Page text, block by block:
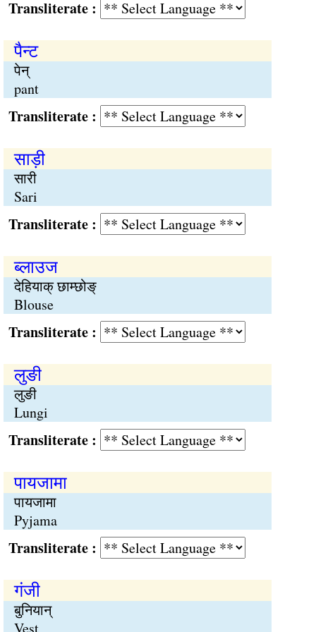
:
पैन्ट
पेन्
pant
:
साड़ी
सारी
Sari
:
ब्लाउज
देहियाक् छाम्छोङ्
Blouse
:
लुङी
लुङी
Lungi
:
पायजामा
पायजामा
Pyjama
:
गंजी
बुनियान्
Vest